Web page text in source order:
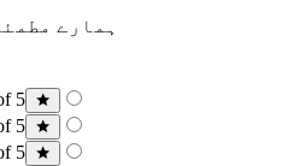
ہمارے
5
5
5